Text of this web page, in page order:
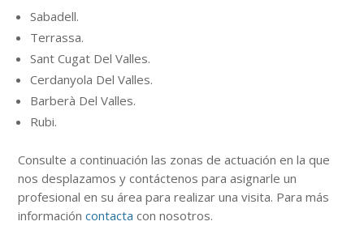
Sabadell.
Terrassa.
Sant Cugat Del Valles.
Cerdanyola Del Valles.
Barberà Del Valles.
Rubi.
Consulte a continuaciónlas zonas de actuación en la que
nos desplazamos y contáctenos para asignarle un
profesional en su área para realizar una visita. Para más
informacióncontacta con nosotros.